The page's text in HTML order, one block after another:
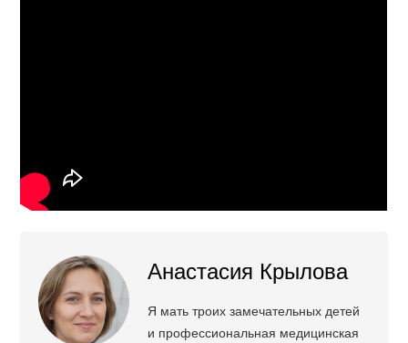
Анастасия Крылова
Я мать троих замечательных детей
и профессиональная медицинская